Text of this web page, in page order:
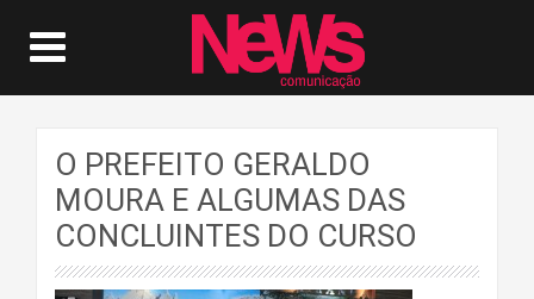
O PREFEITO GERALDO
MOURA E ALGUMAS DAS
CONCLUINTES DO CURSO